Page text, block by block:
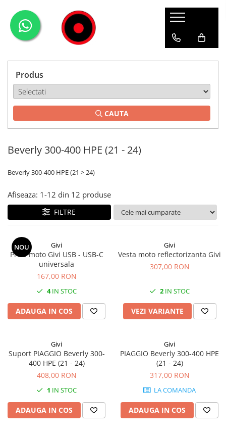
Genti Moto
Laterale
Rezervor
Genti impermeabile
Textil
Chei & butuci
Accesorii
GPS
Huse moto
PARBRIZ UNIVERSAL
Proiectoare
Echipamente
Geci
Pantaloni
WATERPROOF
Givi-Bike
Expirience
Urban
Produs
CAUTA
Beverly 300-400 HPE (21 - 24)
Beverly 300-400 HPE (21 > 24)
Afiseaza: 1-12 din 12 produse
FILTRE
NOU Givi
Priza moto Givi USB - USB-C
universala
167,00 RON
4IN STOC
ADAUGA IN COS
Givi
Vesta moto reflectorizanta Givi
307,00 RON
2 IN STOC
VEZI VARIANTE
Givi
Suport PIAGGIO Beverly 300-
400 HPE (21 - 24)
408,00 RON
1 IN STOC
ADAUGA IN COS
Givi
PIAGGIO Beverly 300-400 HPE
(21 - 24)
317,00 RON
LA COMANDA
ADAUGA IN COS